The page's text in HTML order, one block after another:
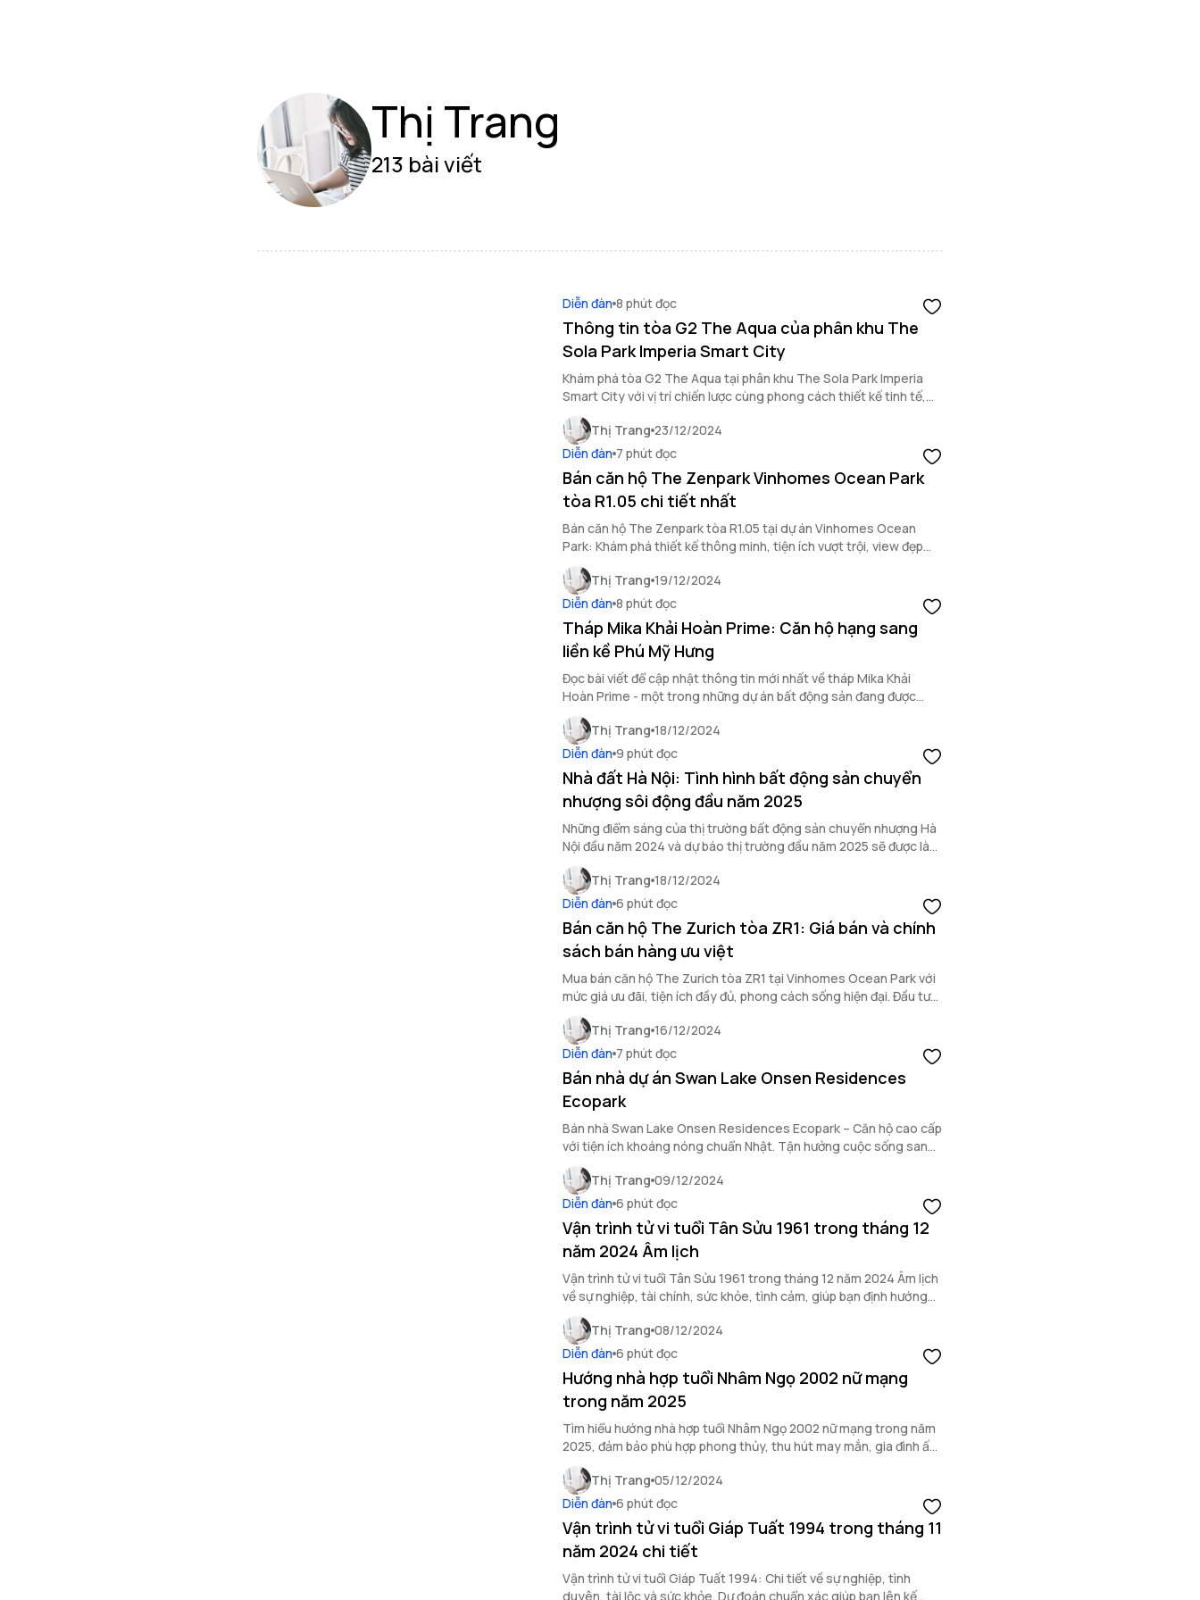
Thị Trang
213 bài viết
Diễn đàn 8 phút đọc
Thông tin tòa G2 The Aqua của phân khu The
Sola Park Imperia Smart City
Khám phá tòa G2 The Aqua tại phân khu The Sola Park Imperia
Smart City với vị trí chiến lược cùng phong cách thiết kế tinh tế,
đáp ứng mọi nhu cầu sống.
Thị Trang 23/12/2024
Diễn đàn 7 phút đọc
Bán căn hộ The Zenpark Vinhomes Ocean Park
tòa R1.05 chi tiết nhất
Bán căn hộ The Zenpark tòa R1.05 tại dự án Vinhomes Ocean
Park: Khám phá thiết kế thông minh, tiện ích vượt trội, view đẹp
cùng với chính sách thanh toán linh hoạt.
Thị Trang 19/12/2024
Diễn đàn 8 phút đọc
Tháp Mika Khải Hoàn Prime: Căn hộ hạng sang
liền kề Phú Mỹ Hưng
Đọc bài viết để cập nhật thông tin mới nhất về tháp Mika Khải
Hoàn Prime - một trong những dự án bất động sản đang được
mong chờ ở phía Nam Sài Gòn.
Thị Trang 18/12/2024
Diễn đàn 9 phút đọc
Nhà đất Hà Nội: Tình hình bất động sản chuyển
nhượng sôi động đầu năm 2025
Những điểm sáng của thị trường bất động sản chuyển nhượng Hà
Nội đầu năm 2024 và dự báo thị trường đầu năm 2025 sẽ được làm
rõ trong bài viết sau.
Thị Trang 18/12/2024
Diễn đàn 6 phút đọc
Bán căn hộ The Zurich tòa ZR1: Giá bán và chính
sách bán hàng ưu việt
Mua bán căn hộ The Zurich tòa ZR1 tại Vinhomes Ocean Park với
mức giá ưu đãi, tiện ích đầy đủ, phong cách sống hiện đại. Đầu tư
an cư lý tưởng cho mọi gia đình Việt.
Thị Trang 16/12/2024
Diễn đàn 7 phút đọc
Bán nhà dự án Swan Lake Onsen Residences
Ecopark
Bán nhà Swan Lake Onsen Residences Ecopark – Căn hộ cao cấp
với tiện ích khoáng nóng chuẩn Nhật. Tận hưởng cuộc sống sang
trọng và hiện đại ngay tại Hà Nội.
Thị Trang 09/12/2024
Diễn đàn 6 phút đọc
Vận trình tử vi tuổi Tân Sửu 1961 trong tháng 12
năm 2024 Âm lịch
Vận trình tử vi tuổi Tân Sửu 1961 trong tháng 12 năm 2024 Âm lịch
về sự nghiệp, tài chính, sức khỏe, tình cảm, giúp bạn định hướng
và tận dụng cơ hội phát triển
Thị Trang 08/12/2024
Diễn đàn 6 phút đọc
Hướng nhà hợp tuổi Nhâm Ngọ 2002 nữ mạng
trong năm 2025
Tìm hiểu hướng nhà hợp tuổi Nhâm Ngọ 2002 nữ mạng trong năm
2025, đảm bảo phù hợp phong thủy, thu hút may mắn, gia đình ấm
êm, sự nghiệp hanh thông.
Thị Trang 05/12/2024
Diễn đàn 6 phút đọc
Vận trình tử vi tuổi Giáp Tuất 1994 trong tháng 11
năm 2024 chi tiết
Vận trình tử vi tuổi Giáp Tuất 1994: Chi tiết về sự nghiệp, tình
duyên, tài lộc và sức khỏe. Dự đoán chuẩn xác giúp bạn lên kế